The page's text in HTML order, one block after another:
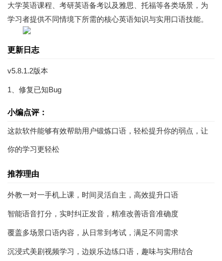
大学英语课程、考研英语备考以及雅思、托福等各类场景，为
学习者提供不同情境下所需的核心英语知识与实用口语技能。
更新日志
v5.8.1.2版本
1、修复已知Bug
小编点评：
这款软件能够有效帮助用户锻炼口语，轻松提升你的弱点，让
你的学习更轻松
推荐理由
外教一对一手机上课，时间灵活自主，高效提升口语
智能语音打分，实时纠正发音，精准改善语音准确度
覆盖多场景口语内容，从日常到考试，满足不同需求
沉浸式美剧视频学习，边娱乐边练口语，趣味与实用结合